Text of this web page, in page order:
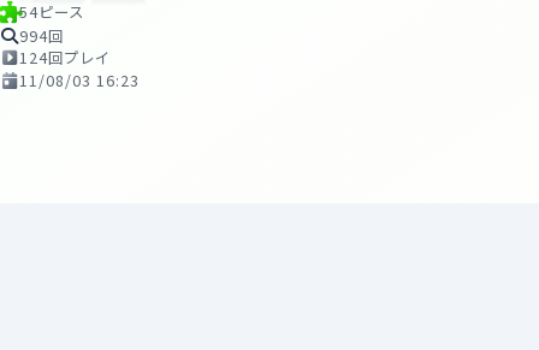
54ピース
994回
124回プレイ
11/08/03 16:23